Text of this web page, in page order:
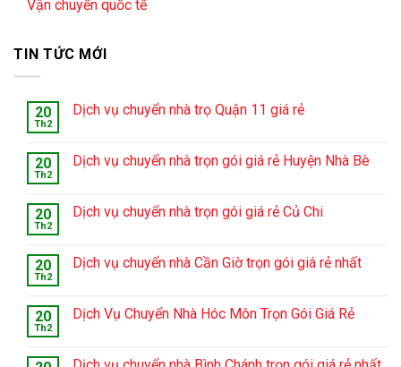
Vận chuyển quốc tế
TIN TỨC MỚI
20
Th2
Dịch vụ chuyển nhà trọ Quận 11 giá rẻ
20
Th2
Dịch vụ chuyển nhà trọn gói giá rẻ Huyện Nhà Bè
20
Th2
Dịch vụ chuyển nhà trọn gói giá rẻ Củ Chi
20
Th2
Dịch vụ chuyển nhà Cần Giờ trọn gói giá rẻ nhất
20
Th2
Dịch Vụ Chuyển Nhà Hóc Môn Trọn Gói Giá Rẻ